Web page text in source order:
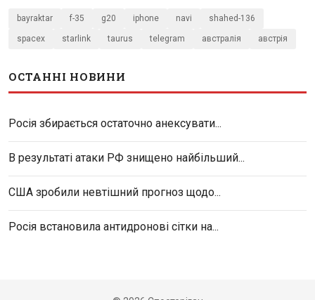
bayraktar f-35 g20 iphone navi shahed-136
spacex starlink taurus telegram австралія австрія
ОСТАННІ НОВИНИ
Росія збирається остаточно анексувати...
В результаті атаки РФ знищено найбільший...
США зробили невтішний прогноз щодо...
Росія встановила антидронові сітки на...